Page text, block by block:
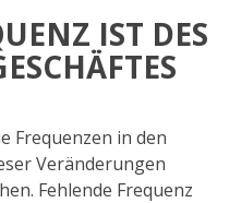
IST DES
Frequenzen in den
Veränderungen
Fehlende Frequenz